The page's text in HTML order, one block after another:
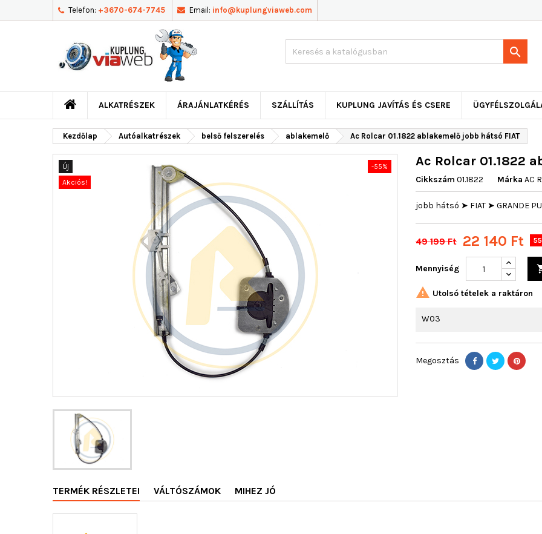
Telefon: +3670-674-7745 Email: info@kuplungviaweb.com

ALKATRÉSZEK ÁRAJÁNLATKÉRÉS SZÁLLÍTÁS KUPLUNG JAVÍTÁS ÉS CSERE
Kezdőlap Autóalkatrészek belső felszerelés ablakemelő Ac Rolcar 01.1822 ablakemelő jobb hátsó FIAT
Új
-55%
Akciós!
Ac Rolcar 01.1822
Cikkszám 01.1822 Márka AC
jobb hátsó ➤ FIAT ➤ GRANDE
49 199 Ft 22 140 Ft
Mennyiség
 Utolsó tételek a raktáron
W03
Megosztás
TERMÉK RÉSZLETEI VÁLTÓSZÁMOK MIHEZ JÓ